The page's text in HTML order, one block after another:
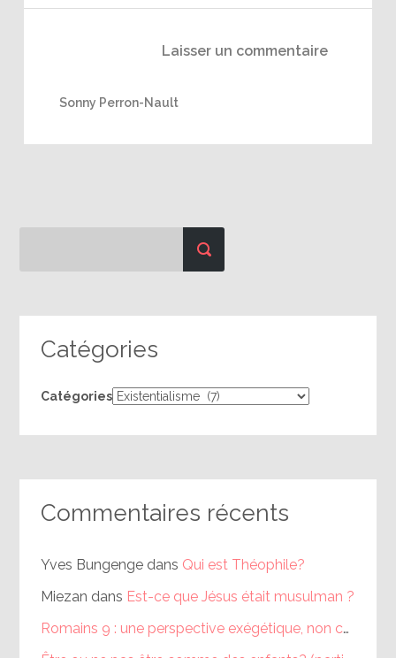
Laisser un commentaire
Sonny Perron-Nault
Catégories
Catégories
Commentaires récents
Yves Bungengedans Qui est Théophile?
Miezan dans Est-ce que Jésus était musulman ?
Romains 9 : une perspective exégétique, non calviniste (partie 1) – Théophile